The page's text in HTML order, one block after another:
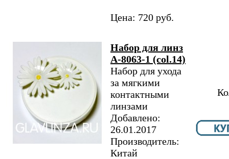
Цена: 720 руб.
Набор для линз
A-8063-1 (col.14)
Набор для ухода
за мягкими
контактными
линзами
Добавлено:
26.01.2017
Производитель:
Китай